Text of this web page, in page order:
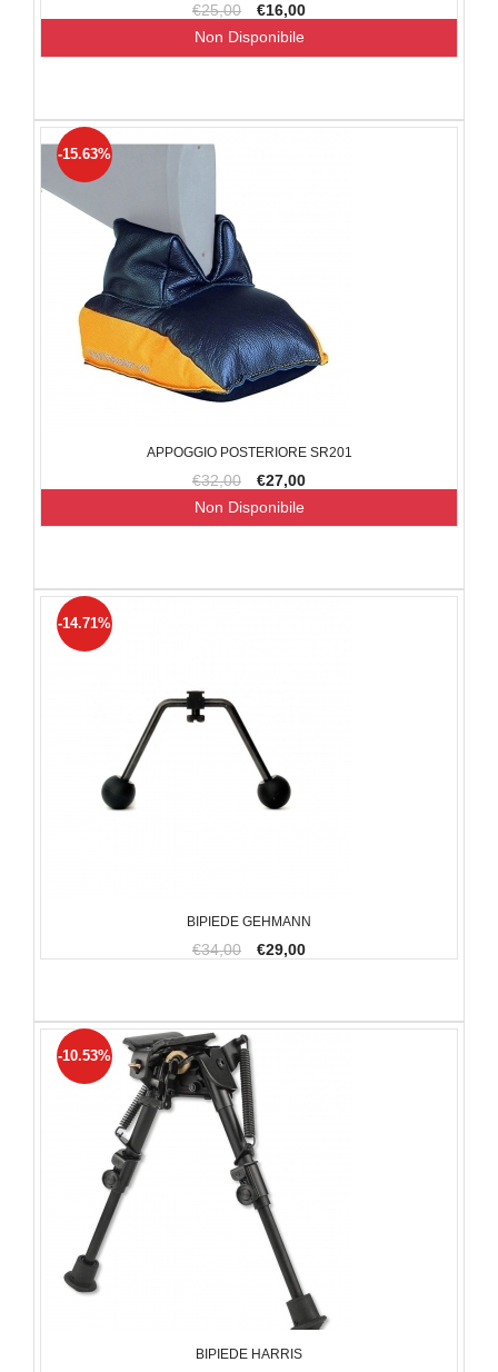
€25,00 €16,00
Non Disponibile
APPOGGIO POSTERIORE SR201
€32,00 €27,00
-15.63%
Non Disponibile
BIPIEDE GEHMANN
€34,00 €29,00
-14.71%
BIPIEDE HARRIS
-10.53%